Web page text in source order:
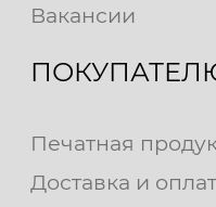
Вакансии
Печатная
Доставка и